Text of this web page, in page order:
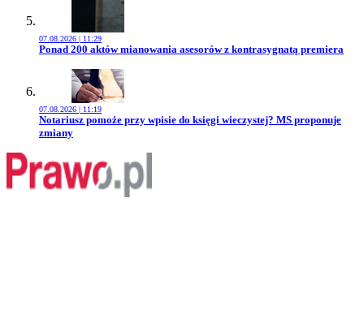
07.08.2026 | 11:29
Przejdź do artykułu:
Ponad 200 aktów mianowania asesorów z kontrasygnatą premiera
07.08.2026 | 11:19
Przejdź do artykułu:
Notariusz pomoże przy wpisie do księgi wieczystej? MS proponuje
zmiany